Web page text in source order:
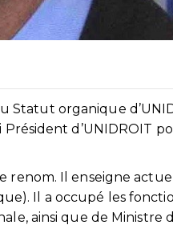
Statut organique
d’UNIDROIT
renom. Il enseigne
Il a occupé les
ainsi que de Ministre